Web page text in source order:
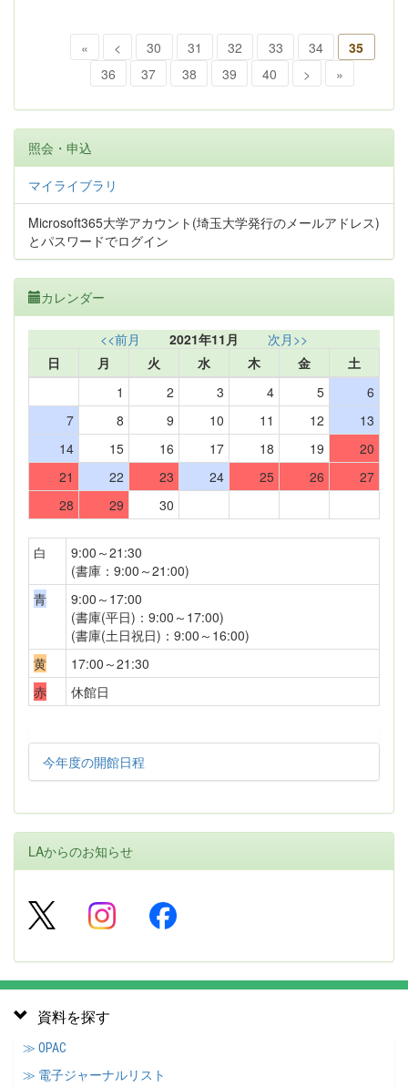
« < 30 31 32 33 34
35
36
37 38 39 40 > »
照会・申込
マイライブラリ
Microsoft365大学アカウント(埼玉大学発行のメールアドレス)
とパスワードでログイン
カレンダー
<<前月 2021年11月
次月>>
日
月 火 水 木 金
土
1
2 3 4 5
6
7
8 9 10 11 12
13
14
15 16 17 18 19
20
21
22 23 24 25 26
27
28
29 30
白
9:00～21:30
(書庫：9:00～21:00)
青
9:00～17:00
(書庫(平日)：9:00～17:00)
(書庫(土日祝日)：9:00～16:00)
黄
17:00～21:30
赤
休館日
今年度の開館日程
LAからのお知らせ
資料を探す
≫ OPAC
≫ 電子ジャーナルリスト